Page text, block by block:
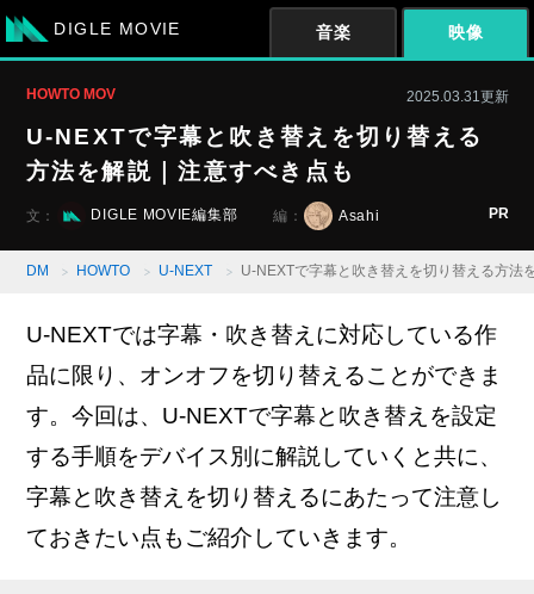
DIGLE MOVIE 音楽 映像
HOWTO MOV 2025.03.31更新
U-NEXTで字幕と吹き替えを切り替える
方法を解説｜注意すべき点も
文： DIGLE MOVIE編集部 編： Asahi PR
DM HOWTO U-NEXT U-NEXTで字幕と吹き替えを切り替える方法
U-NEXTでは字幕・吹き替えに対応している作
品に限り、オンオフを切り替えることができま
す。今回は、U-NEXTで字幕と吹き替えを設定
する手順をデバイス別に解説していくと共に、
字幕と吹き替えを切り替えるにあたって注意し
ておきたい点もご紹介していきます。